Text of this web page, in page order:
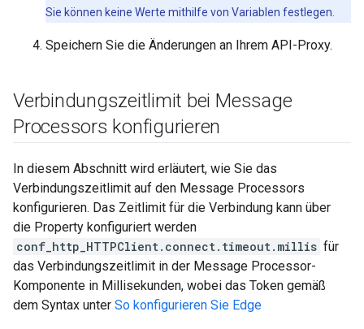
Sie können keine Werte mithilfe von Variablen festlegen.
Speichern Sie die Änderungen an Ihrem API-Proxy.
Verbindungszeitlimit bei Message
Processors konfigurieren
In diesem Abschnitt wird erläutert, wie Sie das
Verbindungszeitlimit auf den Message Processors
konfigurieren. Das Zeitlimit für die Verbindung kann über
die Property konfiguriert werden
conf_http_HTTPClient.connect.timeout.millis für
das Verbindungszeitlimit in der Message Processor-
Komponente in Millisekunden, wobei das Token gemäß
dem Syntax unter So konfigurieren Sie Edge